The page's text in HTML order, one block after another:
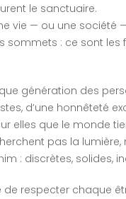
le sanctuaire.
vie — ou une société
sommets : ce sont les
génération des
d’une honnêteté
elles que le monde
pas la lumière,
: discrètes, solides,
de respecter chaque